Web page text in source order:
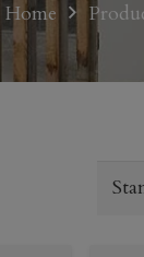
Home